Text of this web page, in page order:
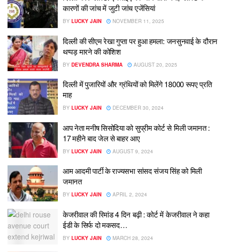
कारणों की जांच में जुटी जांच एजेंसियां
BY LUCKY JAIN NOVEMBER 11, 2025
दिल्ली की सीएम रेखा गुप्ता पर हुआ हमला: जनसुनवाई के दौरान
थप्पड़ मारने की कोशिश
BY DEVENDRA SHARMA AUGUST 20, 2025
दिल्ली में पुजारियों और ग्रंथियों को मिलेंगे 18000 रूपए प्रति
माह
BY LUCKY JAIN DECEMBER 30, 2024
आप नेता मनीष सिसोदिया को सुप्रीम कोर्ट से मिली जमानत :
17 महीने बाद जेल से बाहर आए
BY LUCKY JAIN AUGUST 9, 2024
आम आदमी पार्टी के राज्यसभा सांसद संजय सिंह को मिली
जमानत
BY LUCKY JAIN APRIL 2, 2024
केजरीवाल की रिमांड 4 दिन बढ़ी : कोर्ट में केजरीवाल ने कहा
ईडी के सिर्फ दो मकसद…
BY LUCKY JAIN MARCH 28, 2024